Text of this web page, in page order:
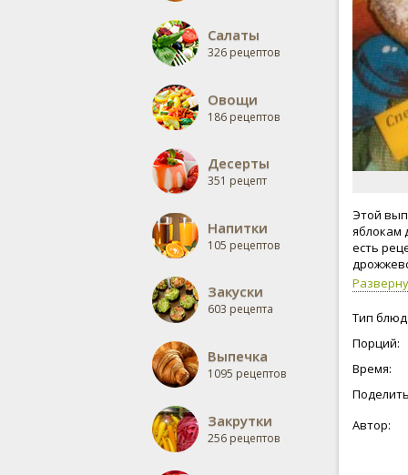
Салаты
326 рецептов
Овощи
186 рецептов
Десерты
351 рецепт
Напитки
105 рецептов
Закуски
603 рецепта
Выпечка
1095 рецептов
Закрутки
256 рецептов
Этой
яблокам
есть
Тип
Порций:
Время:
Автор: